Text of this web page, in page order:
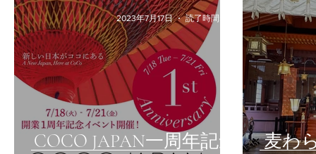
COCO JAPAN一周年記念
2023年7月17日 読了時間: 2分
麦わ